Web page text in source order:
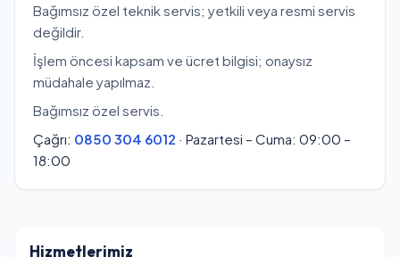
Bağımsız özel teknik servis; yetkili veya resmi servis
değildir.
İşlem öncesi kapsam ve ücret bilgisi; onaysız
müdahale yapılmaz.
Bağımsız özel servis.
Çağrı: 0850 304 6012 · Pazartesi – Cuma: 09:00 –
18:00
Hizmetlerimiz